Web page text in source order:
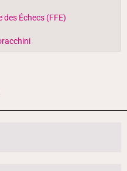
Échecs (FFE)